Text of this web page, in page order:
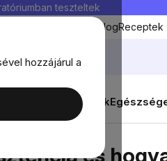
hozzájárul a
teszteltek
BlogReceptek
Élelmiszerek
lehet elkerülni?
és